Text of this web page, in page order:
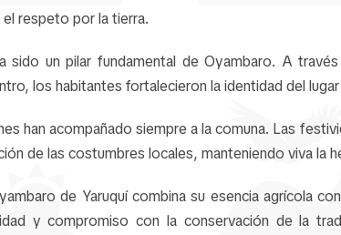
respeto por la tierra.
sido un pilar fundamental de Oyambaro. A
los habitantes fortalecieron la identidad del
han acompañado siempre a la comuna. Las
de las costumbres locales, manteniendo viva la
de Yaruquí combina su esencia agrícola
y compromiso con la conservación de la